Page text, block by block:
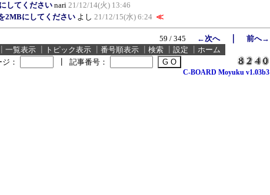
してくださいnari 21/12/14(火) 13:46
2MBにしてください よし 21/12/15(水) 6:24 ≪
59 / 345 ←次へ｜ 前へ→
一覧表示 トピック表示 番号順表示 検索 設定
ホーム
：
記事番号：
C-BOARD Moyuku v1.03b3